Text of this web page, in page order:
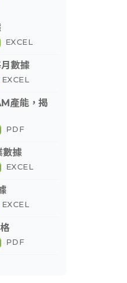
EXCEL
數據
EXCEL
產能，揭
PDF
數據
EXCEL
EXCEL
PDF